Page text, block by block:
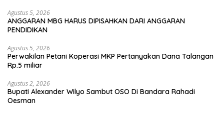
Agustus 5, 2026
ANGGARAN MBG HARUS DIPISAHKAN DARI ANGGARAN
PENDIDIKAN
Agustus 5, 2026
Perwakilan Petani Koperasi MKP Pertanyakan Dana Talangan
Rp.5 miliar
Agustus 2, 2026
Bupati Alexander Wilyo Sambut OSO Di Bandara Rahadi
Oesman